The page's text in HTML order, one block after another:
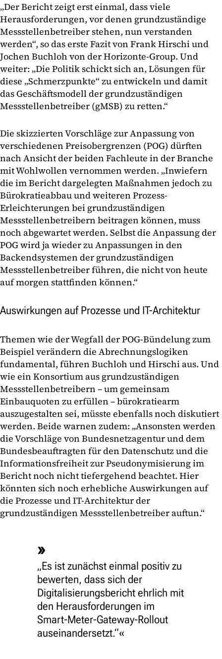
„Der Bericht zeigt erst einmal, dass viele
Herausforderungen, vor denen grundzuständige
Messstellenbetreiber stehen, nun verstanden
werden“, so das erste Fazit von Frank Hirschi und
Jochen Buchloh von der Horizonte-Group. Und
weiter: „Die Politik schickt sich an, Lösungen für
diese „Schmerzpunkte“ zu entwickeln und damit
das Geschäftsmodell der grundzuständigen
Messstellenbetreiber (gMSB) zu retten.“
Die skizzierten Vorschläge zur Anpassung von
verschiedenen Preisobergrenzen (POG) dürften
nach Ansicht der beiden Fachleute in der Branche
mit Wohlwollen vernommen werden. „Inwiefern
die im Bericht dargelegten Maßnahmen jedoch zu
Bürokratieabbau und weiteren Prozess-
Erleichterungen bei grundzuständigen
Messstellenbetreibern beitragen können, muss
noch abgewartet werden. Selbst die Anpassung der
POG wird ja wieder zu Anpassungen in den
Backendsystemen der grundzuständigen
Messstellenbetreiber führen, die nicht von heute
auf morgen stattfinden können.“
Auswirkungen auf Prozesse und IT-Architektur
Themen wie der Wegfall der POG-Bündelung zum
Beispiel verändern die Abrechnungslogiken
fundamental, führen Buchloh und Hirschi aus. Und
wie ein Konsortium aus grundzuständigen
Messstellenbetreibern – um gemeinsam
Einbauquoten zu erfüllen – bürokratiearm
auszugestalten sei, müsste ebenfalls noch diskutiert
werden. Beide warnen zudem: „Ansonsten werden
die Vorschläge von Bundesnetzagentur und dem
Bundesbeauftragten für den Datenschutz und die
Informationsfreiheit zur Pseudonymisierung im
Bericht noch nicht tiefergehend beachtet. Hier
könnten sich noch erhebliche Auswirkungen auf
die Prozesse und IT-Architektur der
grundzuständigen Messstellenbetreiber auftun.“
„Es ist zunächst einmal positiv zu
bewerten, dass sich der
Digitalisierungsbericht ehrlich mit
den Herausforderungen im
Smart-Meter-Gateway-Rollout
auseinandersetzt.“